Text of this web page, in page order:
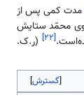
کمی پس از
سوی محمّد ستایش
[۲۲]
(ر.ک.
گسترش